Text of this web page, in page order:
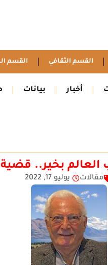
القسم الثقافي القسم
أخبار بيانات
بخير.. قضية
مقالات يوليو 17, 2022